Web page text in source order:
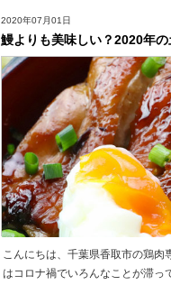
2020年07月01日
鰻よりも美味しい？2020年
こんにちは、千葉県香取市の鶏肉
はコロナ禍でいろんなことが滞っ